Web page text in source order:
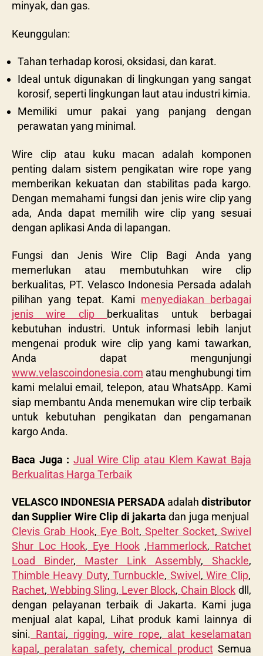
minyak, dan gas.
Keunggulan:
Tahan terhadap korosi, oksidasi, dan karat.
Ideal untuk digunakan di lingkungan yang sangat
korosif, seperti lingkungan laut atau industri kimia.
Memiliki umur pakai yang panjang dengan
perawatan yang minimal.
Wire clip atau kuku macan adalah komponen
penting dalam sistem pengikatan wire rope yang
memberikan kekuatan dan stabilitas pada kargo.
Dengan memahami fungsi dan jenis wire clip yang
ada, Anda dapat memilih wire clip yang sesuai
dengan aplikasi Anda di lapangan.
Fungsi dan Jenis Wire Clip Bagi Anda yang
memerlukan atau membutuhkan wire clip
berkualitas, PT. Velasco Indonesia Persada adalah
pilihan yang tepat. Kami menyediakan berbagai
jenis wire clip berkualitas untuk berbagai
kebutuhan industri. Untuk informasi lebih lanjut
mengenai produk wire clip yang kami tawarkan,
Anda dapat mengunjungi
www.velascoindonesia.com atau menghubungi tim
kami melalui email, telepon, atau WhatsApp. Kami
siap membantu Anda menemukan wire clip terbaik
untuk kebutuhan pengikatan dan pengamanan
kargo Anda.
Baca Juga : Jual Wire Clip atau Klem Kawat Baja
Berkualitas Harga Terbaik
VELASCO INDONESIA PERSADA adalah distributor
dan Supplier Wire Clip di jakarta dan juga menjual
Clevis Grab Hook, Eye Bolt, Spelter Socket, Swivel
Shur Loc Hook, Eye Hook,Hammerlock, Ratchet
Load Binder, Master Link Assembly, Shackle,
Thimble Heavy Duty, Turnbuckle, Swivel , Wire Clip,
Rachet, Webbing Sling, Lever Block, Chain Block dll,
dengan pelayanan terbaik di Jakarta. Kami juga
menjual alat kapal, Lihat produk kami lainnya di
sini. Rantai, rigging, wire rope, alat keselamatan
kapal , peralatan safety, chemical productSemua